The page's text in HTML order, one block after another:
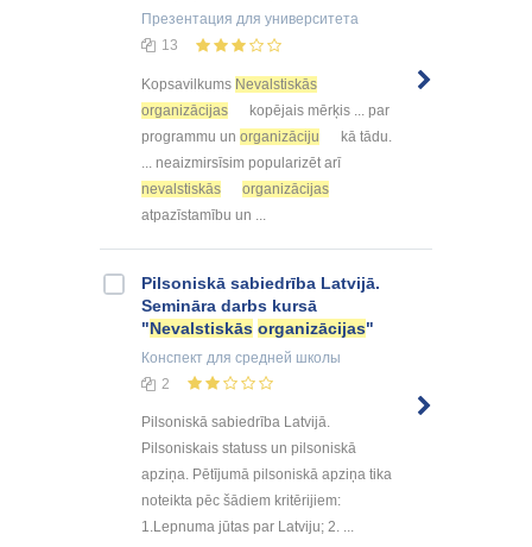
Презентация для университета
13
Kopsavilkums Nevalstiskās
organizācijas
kopējais mērķis ... par
programmu un organizāciju
kā tādu.
... neaizmirsīsim popularizēt arī
nevalstiskās
organizācijas
atpazīstamību un ...
Pilsoniskā sabiedrība Latvijā.
Semināra darbs kursā
"Nevalstiskās organizācijas"
Конспект для средней школы
2
Pilsoniskā sabiedrība Latvijā.
Pilsoniskais statuss un pilsoniskā
apziņa. Pētījumā pilsoniskā apziņa tika
noteikta pēc šādiem kritērijiem:
1.Lepnuma jūtas par Latviju; 2. ...